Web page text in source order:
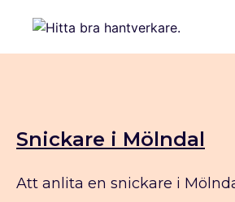
Snickare i Mölndal
Att anlita en snickare i